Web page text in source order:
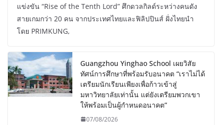
แข่งขัน “Rise of the Tenth Lord” ศึกดวลกิลด์ระหว่างคนดัง
สายเกมกว่า 20 คน จากประเทศไทยและฟิลิปปินส์ ฝั่งไทยนำ
โดย PRIMKUNG,
Guangzhou Yinghao School เผยวิสัย
ทัศน์การศึกษาที่พร้อมรับอนาคต “เราไม่ได้
เตรียมนักเรียนเพียงเพื่อก้าวเข้าสู่
มหาวิทยาลัยเท่านั้น แต่ยังเตรียมพวกเขา
ให้พร้อมเป็นผู้กำหนดอนาคต”
07/08/2026